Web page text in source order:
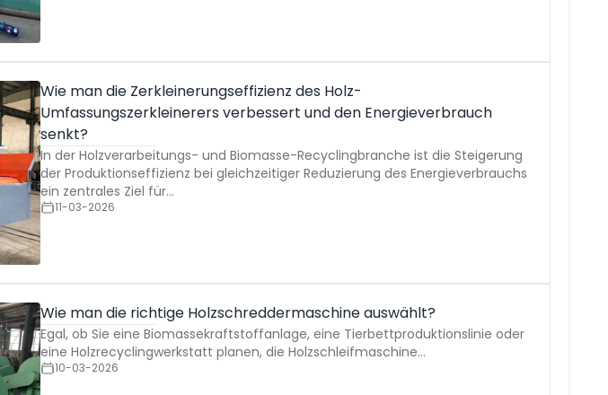
Wie man die Zerkleinerungseffizienz des Holz-
Umfassungszerkleinerers verbessert und den Energieverbrauch
senkt?
In der Holzverarbeitungs- und Biomasse-Recyclingbranche ist die Steigerung
der Produktionseffizienz bei gleichzeitiger Reduzierung des Energieverbrauchs
ein zentrales Ziel für…
11-03-2026
Wie man die richtige Holzschreddermaschine auswählt?
Egal, ob Sie eine Biomassekraftstoffanlage, eine Tierbettproduktionslinie oder
eine Holzrecyclingwerkstatt planen, die Holzschleifmaschine…
10-03-2026